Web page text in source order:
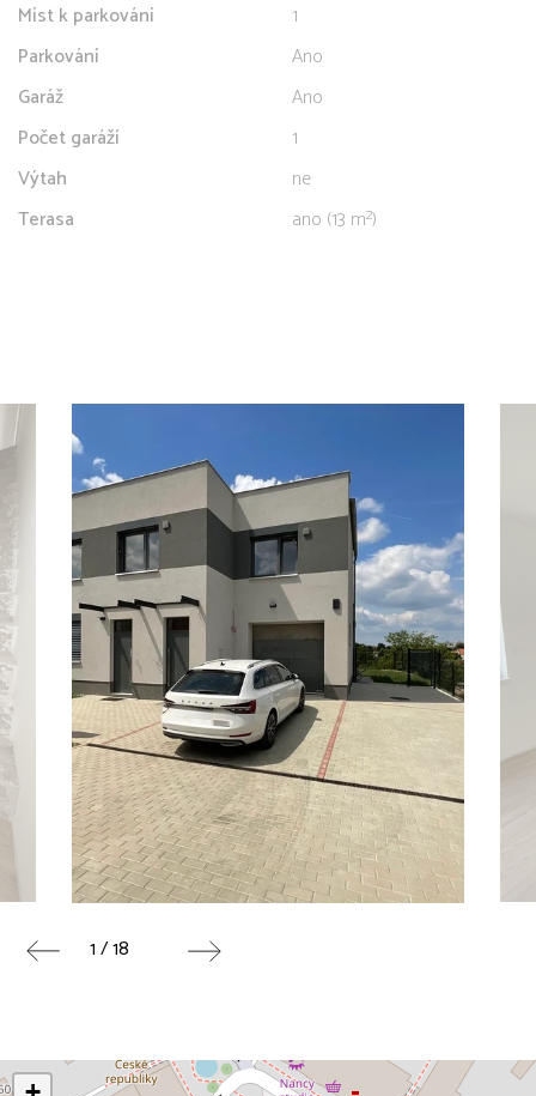
Míst k parkování
1
Parkování
Ano
Garáž
Ano
Počet garáží
1
Výtah
ne
Terasa
ano (13 m²)
1 / 18